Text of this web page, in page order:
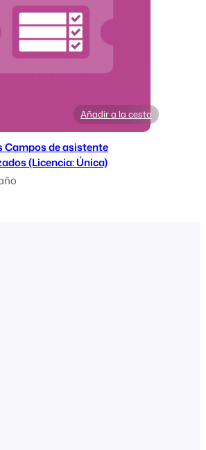
Añadir a la cesta
Campos de asistente
(Licencia: Única)